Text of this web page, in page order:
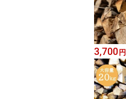
3,700円